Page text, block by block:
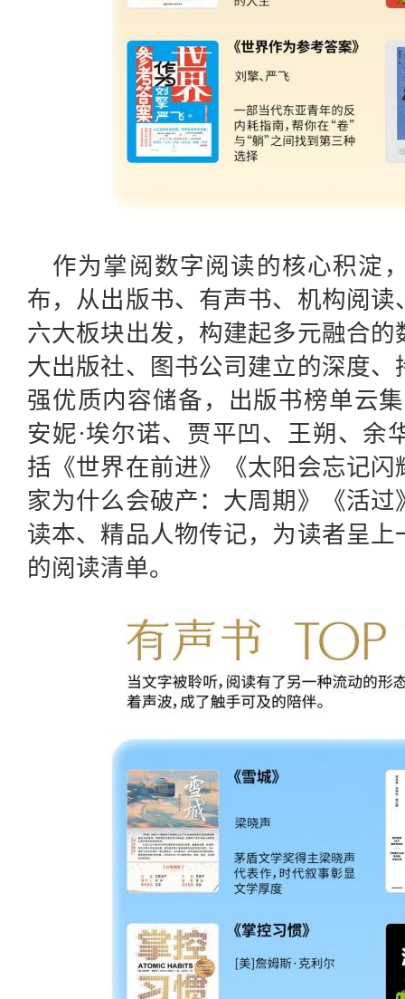
作为掌阅数字阅读的核心积淀
布，从出版书、有声书、机构阅
六大板块出发，构建起多元融合
大出版社、图书公司建立的深度
强优质内容储备，出版书榜单云
安妮·埃尔诺、贾平凹、王朔、余
括《世界在前进》《太阳会忘记
家为什么会破产：大周期》《活
读本、精品人物传记，为读者呈
的阅读清单。